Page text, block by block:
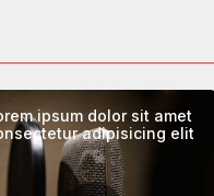
ipsum dolor sit amet
adipisicing elit